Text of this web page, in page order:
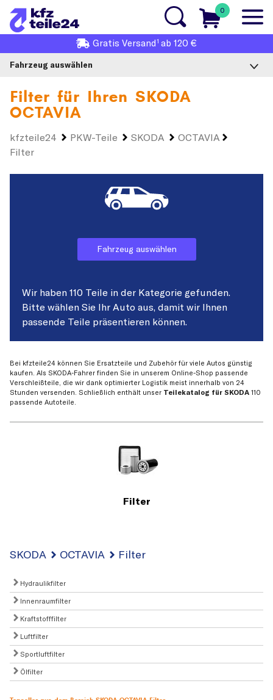
0
Gratis Versand1 ab 120 €
Fahrzeug auswählen
Filter für Ihren SKODA
OCTAVIA
kfzteile24 PKW-Teile SKODA
OCTAVIA
Filter
Fahrzeug auswählen
Wir haben 110 Teile in der Kategorie gefunden.
Bitte wählen Sie Ihr Auto aus, damit wir Ihnen
passende Teile präsentieren können.
Bei kfzteile24 können Sie Ersatzteile und Zubehör für viele Autos günstig
kaufen. Als SKODA-Fahrer finden Sie in unserem Online-Shop passende
Verschleißteile, die wir dank optimierter Logistik meist innerhalb von 24
Stunden versenden. Schließlich enthält unser Teilekatalog für SKODA 110
passende Autoteile.
Filter
SKODA OCTAVIA Filter
Hydraulikfilter
Innenraumfilter
Kraftstofffilter
Luftfilter
Sportluftfilter
Ölfilter